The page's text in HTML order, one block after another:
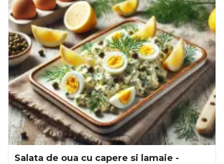
Salata de oua cu capere si lamaie -